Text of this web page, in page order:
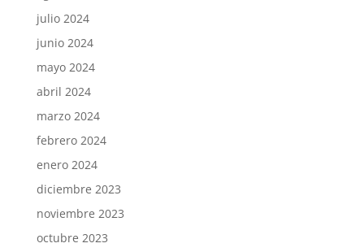
julio 2024
junio 2024
mayo 2024
abril 2024
marzo 2024
febrero 2024
enero 2024
diciembre 2023
noviembre 2023
octubre 2023